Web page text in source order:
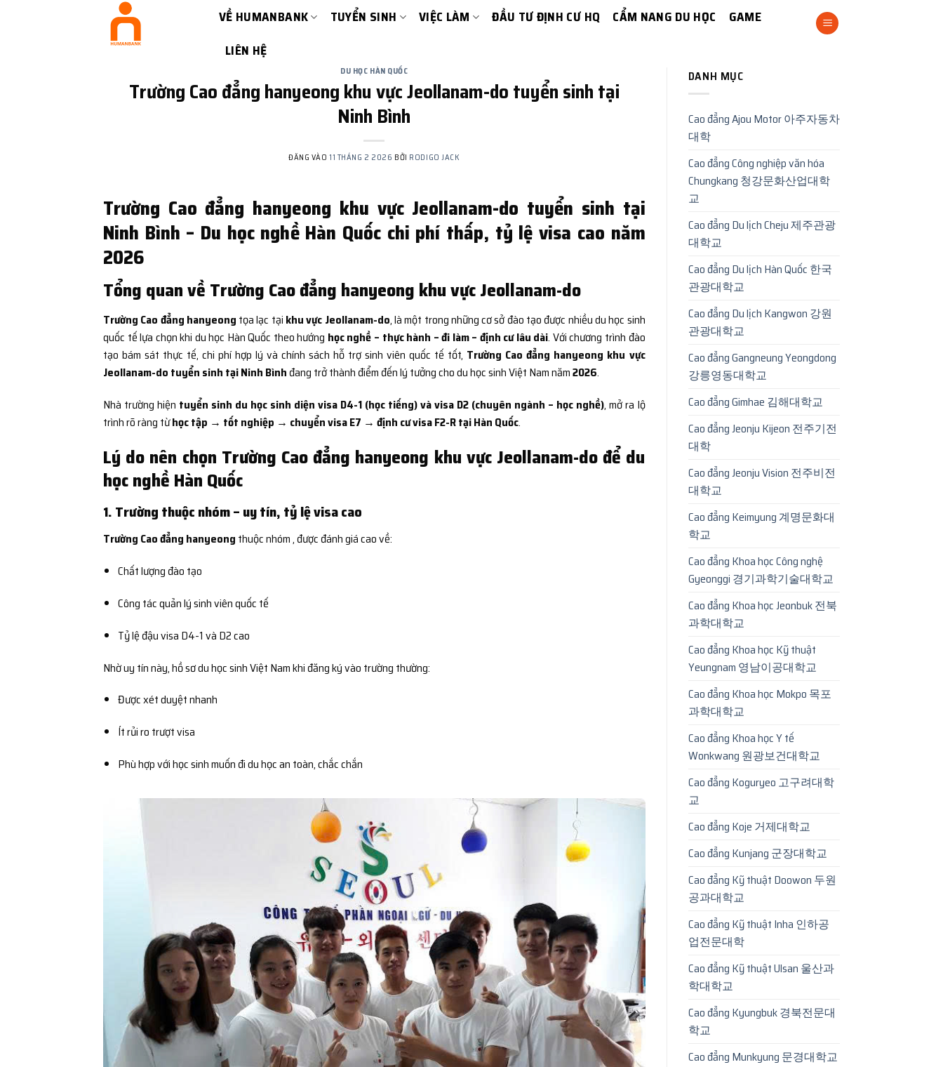
VỀ HUMANBANK TUYỂN SINH VIỆC LÀM ĐẦU TƯ ĐỊNH CƯ HQ CẨM NANG DU HỌC
GAME
LIÊN HỆ
DU HỌC HÀN QUỐC
Trường Cao đẳng hanyeong khu vực Jeollanam-do tuyển sinh tại
Ninh Bình
ĐĂNG VÀO11 THÁNG 2 2026 BỞI RODIGO JACK
Trường Cao đẳng hanyeong khu vực Jeollanam-do tuyển sinh tại
Ninh Bình – Du học nghề Hàn Quốc chi phí thấp, tỷ lệ visa cao năm
2026
Tổng quan về Trường Cao đẳng hanyeong khu vực Jeollanam-do
Trường Cao đẳng hanyeong tọa lạc tại khu vực Jeollanam-do, là một trong những cơ sở đào tạo được nhiều du học sinh
quốc tế lựa chọn khi du học Hàn Quốc theo hướng học nghề – thực hành – đi làm – định cư lâu dài. Với chương trình đào
tạo bám sát thực tế, chi phí hợp lý và chính sách hỗ trợ sinh viên quốc tế tốt, Trường Cao đẳng hanyeong khu vực
Jeollanam-do tuyển sinh tại Ninh Bìnhđang trở thành điểm đến lý tưởng cho du học sinh Việt Nam năm2026.
Nhà trường hiện tuyển sinh du học sinh diện visa D4-1 (học tiếng) và visa D2 (chuyên ngành – học nghề), mở ra lộ
trình rõ ràng từhọc tập → tốt nghiệp → chuyển visa E7 → định cư visa F2-R tại Hàn Quốc.
Lý do nên chọn Trường Cao đẳng hanyeong khu vực Jeollanam-do để du
học nghề Hàn Quốc
1. Trường thuộc nhóm – uy tín, tỷ lệ visa cao
Trường Cao đẳng hanyeong thuộc nhóm, được đánh giá cao về:
Chất lượng đào tạo
Công tác quản lý sinh viên quốc tế
Tỷ lệ đậu visa D4-1 và D2 cao
Nhờ uy tín này, hồ sơ du học sinh Việt Nam khi đăng ký vào trường thường:
Được xét duyệt nhanh
Ít rủi ro trượt visa
Phù hợp với học sinh muốn đi du học an toàn, chắc chắn
DANH MỤC
Cao đẳng Ajou Motor 아주자동차
대학
Cao đẳng Công nghiệp văn hóa
Chungkang 청강문화산업대학
교
Cao đẳng Du lịch Cheju 제주관광
대학교
Cao đẳng Du lịch Hàn Quốc 한국
관광대학교
Cao đẳng Du lịch Kangwon 강원
관광대학교
Cao đẳng Gangneung Yeongdong
강릉영동대학교
Cao đẳng Gimhae 김해대학교
Cao đẳng Jeonju Kijeon 전주기전
대학
Cao đẳng Jeonju Vision 전주비전
대학교
Cao đẳng Keimyung 계명문화대
학교
Cao đẳng Khoa học Công nghệ
Gyeonggi 경기과학기술대학교
Cao đẳng Khoa học Jeonbuk 전북
과학대학교
Cao đẳng Khoa học Kỹ thuật
Yeungnam 영남이공대학교
Cao đẳng Khoa học Mokpo 목포
과학대학교
Cao đẳng Khoa học Y tế
Wonkwang 원광보건대학교
Cao đẳng Koguryeo 고구려대학
교
Cao đẳng Koje 거제대학교
Cao đẳng Kunjang 군장대학교
Cao đẳng Kỹ thuật Doowon 두원
공과대학교
Cao đẳng Kỹ thuật Inha 인하공
업전문대학
Cao đẳng Kỹ thuật Ulsan 울산과
학대학교
Cao đẳng Kyungbuk 경북전문대
학교
Cao đẳng Munkyung 문경대학교